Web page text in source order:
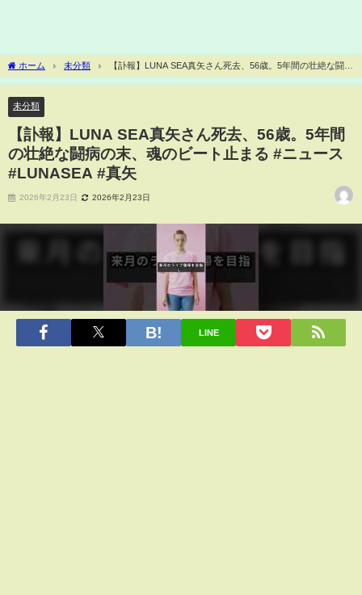
ホーム 未分類
【訃報】LUNA SEA真矢さん死去、56歳。5年間の壮絶な闘病
の末、魂のビート止まる #ニュース #LUNASEA #真矢
未分類
【訃報】LUNA SEA真矢さん死去、56歳。5年間
の壮絶な闘病の末、魂のビート止まる #ニュース
#LUNASEA #真矢
2026年2月23日 2026年2月23日
LINE